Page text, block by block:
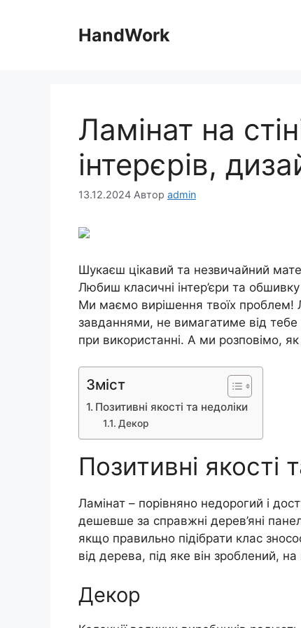
HandWork
Ламінат на
інтерєрів,
13.12.2024 Автор admin
Шукаєш цікавий та незвичайний
Любиш класичні інтер’єри та
Ми маємо вирішення твоїх проблем!
завданнями, не вимагатиме від тебе
при використанні. А ми розповімо,
Зміст
Позитивні якості та недоліки
Декор
Позитивні якості
Ламінат – порівняно недорогий і
дешевше за справжні дерев’яні
якщо правильно підібрати клас
від дерева, під яке він зроблений,
Декор